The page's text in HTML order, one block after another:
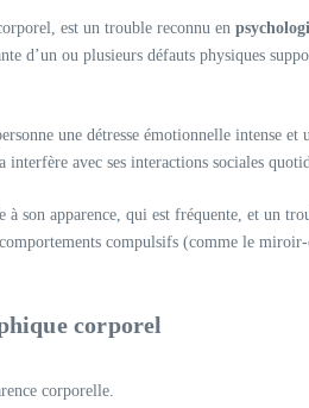
est un trouble reconnu en
d’un ou plusieurs défauts physiques
une détresse émotionnelle intense
avec ses interactions sociales
son apparence, qui est fréquente, et un
compulsifs (comme le
corporel
corporelle.